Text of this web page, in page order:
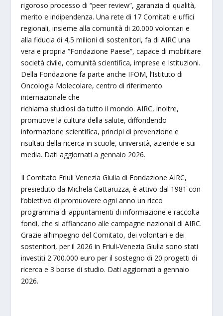
rigoroso processo di “peer review”, garanzia di qualità,
merito e indipendenza. Una rete di 17 Comitati e uffici
regionali, insieme alla comunità di 20.000 volontari e
alla fiducia di 4,5 milioni di sostenitori, fa di AIRC una
vera e propria “Fondazione Paese”, capace di mobilitare
società civile, comunità scientifica, imprese e Istituzioni.
Della Fondazione fa parte anche IFOM, l’Istituto di
Oncologia Molecolare, centro di riferimento
internazionale che
richiama studiosi da tutto il mondo. AIRC, inoltre,
promuove la cultura della salute, diffondendo
informazione scientifica, principi di prevenzione e
risultati della ricerca in scuole, università, aziende e sui
media. Dati aggiornati a gennaio 2026.
Il Comitato Friuli Venezia Giulia di Fondazione AIRC,
presieduto da Michela Cattaruzza, è attivo dal 1981 con
l’obiettivo di promuovere ogni anno un ricco
programma di appuntamenti di informazione e raccolta
fondi, che si affiancano alle campagne nazionali di AIRC.
Grazie all’impegno del Comitato, dei volontari e dei
sostenitori, per il 2026 in Friuli-Venezia Giulia sono stati
investiti 2.700.000 euro per il sostegno di 20 progetti di
ricerca e 3 borse di studio. Dati aggiornati a gennaio
2026.